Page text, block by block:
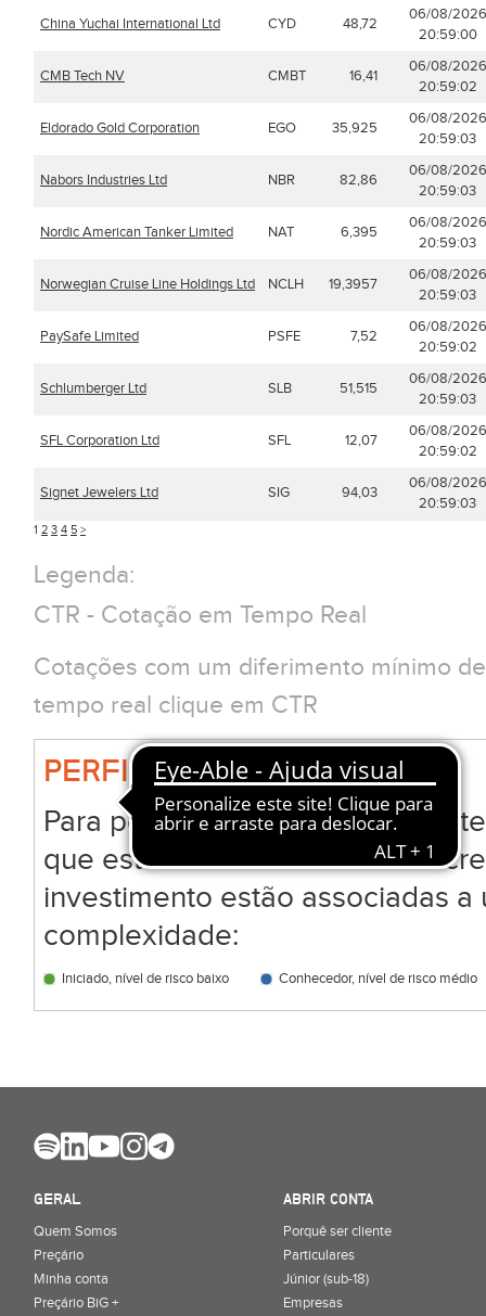
China Yuchai International Ltd CYD 48,72
06/08/2026
20:59:00
CMB Tech NV CMBT 16,41
06/08/2026
20:59:02
Eldorado Gold Corporation EGO 35,925
06/08/2026
20:59:03
Nabors Industries Ltd NBR 82,86
06/08/2026
20:59:03
Nordic American Tanker Limited NAT 6,395
06/08/2026
20:59:03
Norwegian Cruise Line Holdings Ltd NCLH 19,3957
06/08/2026
20:59:03
PaySafe Limited PSFE 7,52
06/08/2026
20:59:02
Schlumberger Ltd SLB 51,515
06/08/2026
20:59:03
SFL Corporation Ltd SFL 12,07
06/08/2026
20:59:02
Signet Jewelers Ltd SIG 94,03
06/08/2026
20:59:03
1 2 3 4 5 >
Legenda:
CTR - Cotação em Tempo Real
Cotações com um diferimento mínimo
tempo real clique em CTR
PERFIL BIG
Para permitir que todos os
que estão a analisar ou a
investimento estão associadas
complexidade:
Iniciado, nível de risco baixo Conhecedor, nível de risco médio
GERAL
Quem Somos
Preçário
Minha conta
Preçário BiG +
ABRIR CONTA
Porquê ser cliente
Particulares
Júnior (sub-18)
Empresas